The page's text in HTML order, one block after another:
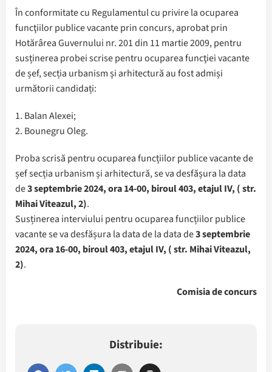
În conformitate cu Regulamentul cu privire la ocuparea
funcţiilor publice vacante prin concurs, aprobat prin
Hotărârea Guvernului nr. 201 din 11 martie 2009, pentru
susținerea probei scrise pentru ocuparea funcţiei vacante
de șef, secția urbanism și arhitectură au fost admiși
următorii candidați:
1. Balan Alexei;
2. Bounegru Oleg.
Proba scrisă pentru ocuparea funcțiilor publice vacante de
șef secția urbanism și arhitectură, se va desfășura la data
de3 septembrie 2024, ora 14-00, biroul 403, etajul IV, ( str.
Mihai Viteazul, 2).
Susținerea interviului pentru ocuparea funcțiilor publice
vacante se va desfășura la data de la data de3 septembrie
2024, ora 16-00, biroul 403, etajul IV, ( str. Mihai Viteazul,
2).
Comisia de concurs
Distribuie: